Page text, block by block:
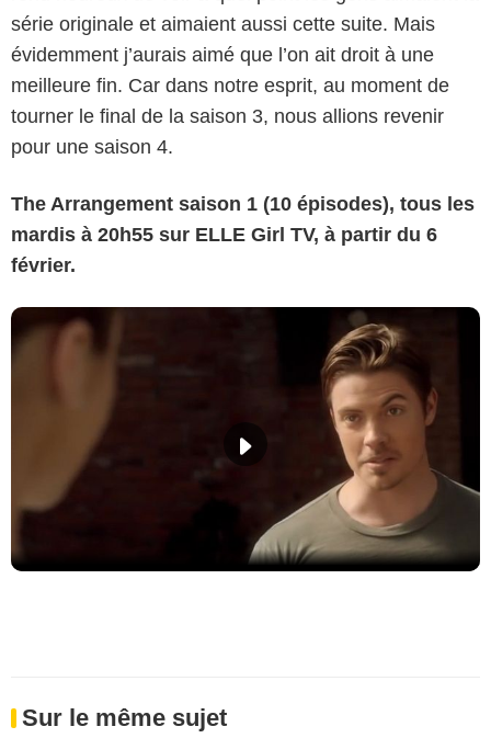
série originale et aimaient aussi cette suite. Mais
évidemment j’aurais aimé que l’on ait droit à une
meilleure fin. Car dans notre esprit, au moment de
tourner le final de la saison 3, nous allions revenir
pour une saison 4.
The Arrangement saison 1 (10 épisodes), tous les
mardis à 20h55 sur ELLE Girl TV, à partir du 6
février.
Sur le même sujet